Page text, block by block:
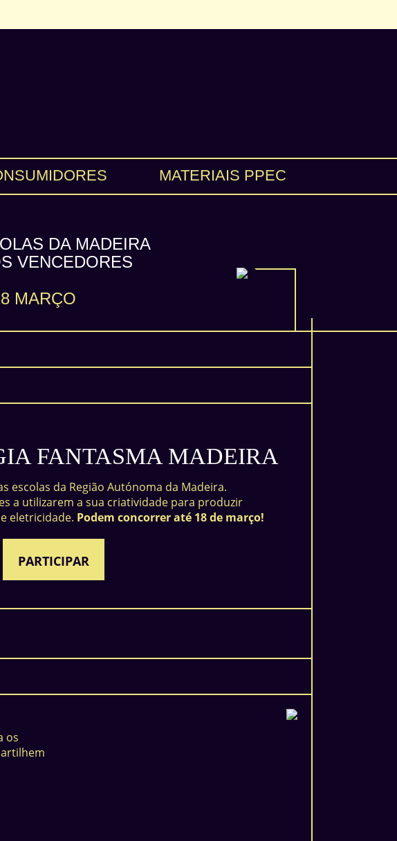
MATERIAIS PPEC
DA MADEIRA
VENCEDORES
MARÇO
FANTASMA MADEIRA
escolas da Região Autónoma da Madeira.
a utilizarem a sua criatividade para produzir
eletricidade. Podem concorrer até 18 de março!
PARTICIPAR
os